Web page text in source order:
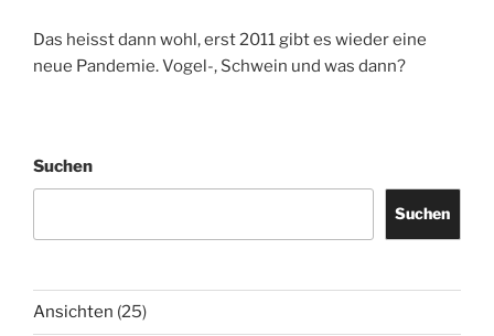
Das heisst dann wohl, erst 2011 gibt es wieder eine
neue Pandemie. Vogel-, Schwein und was dann?
Suchen
Suchen
Ansichten (25)